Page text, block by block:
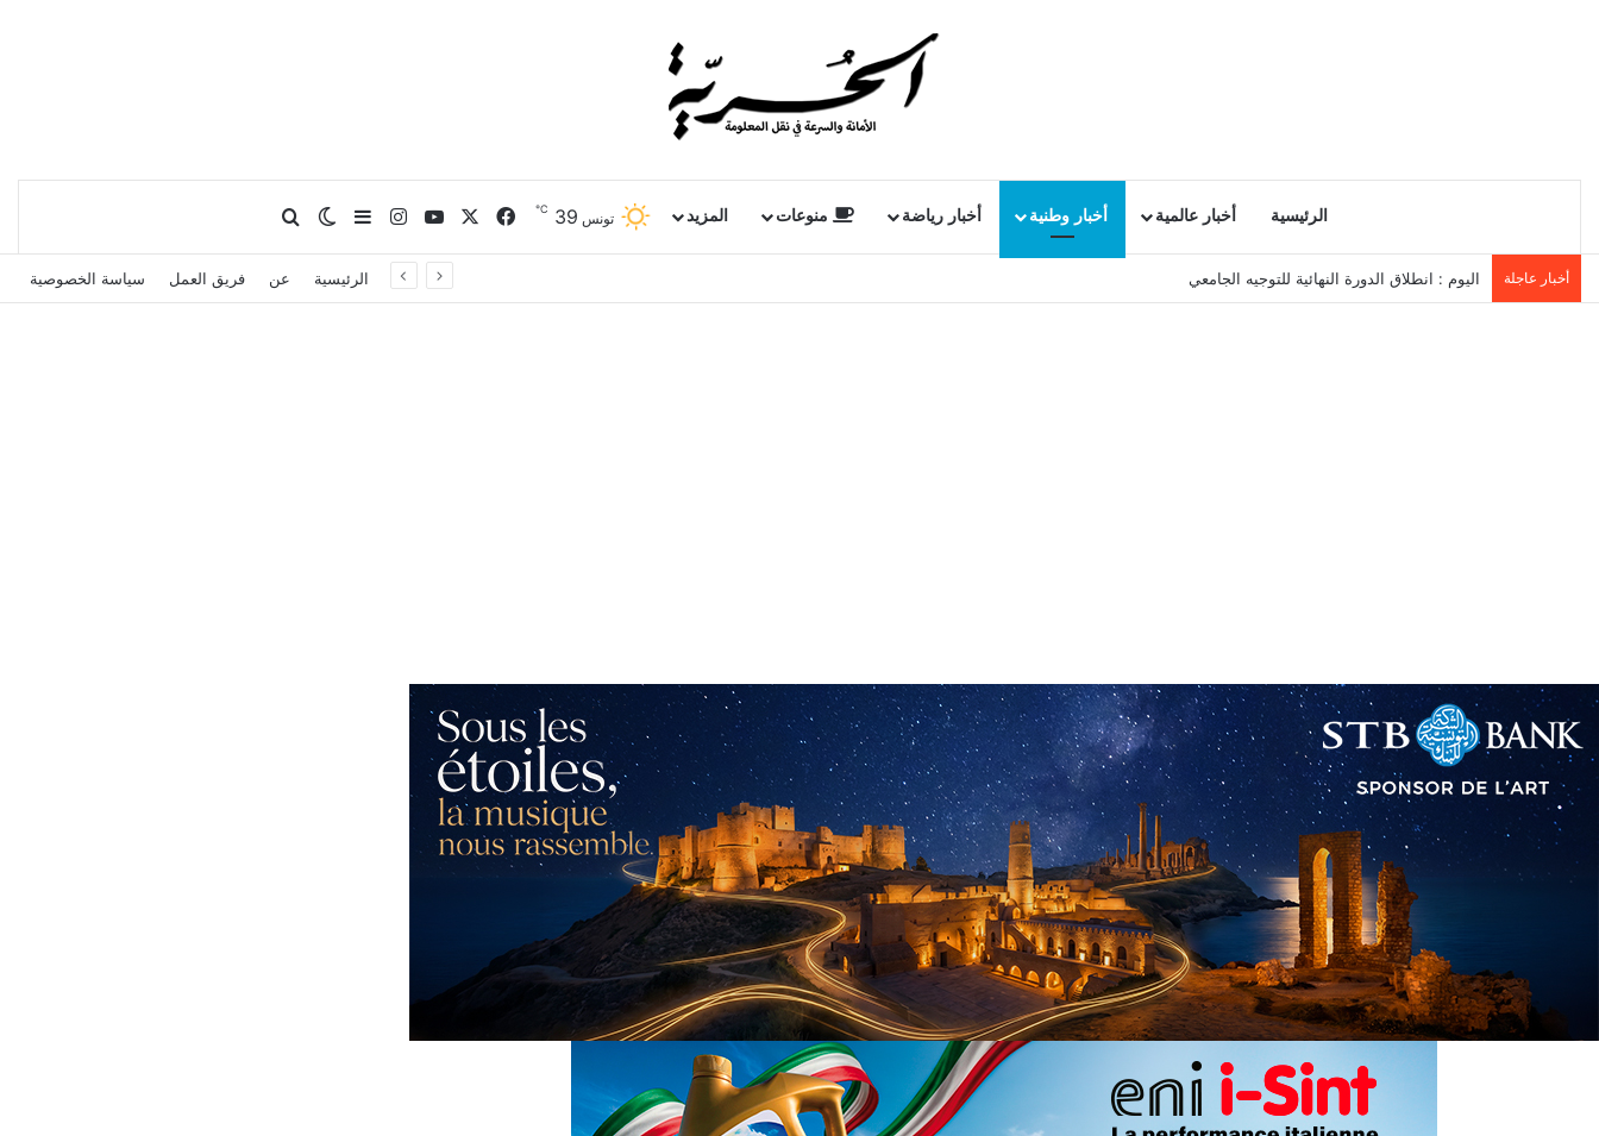
الرئيسية أخبار عالمية أخبار وطنية أخبار رياضة منوعات المزيد تونس 39
℃ فيسبوك يوتيوبانستقرامإضافة عمود جانبي
الوضع المظلم
بحث عن
أخبار عاجلة اليوم : انطلاق الدورة النهائية للتوجيه الجامعي الرئيسية عن فريق العمل سياسة الخصوصية